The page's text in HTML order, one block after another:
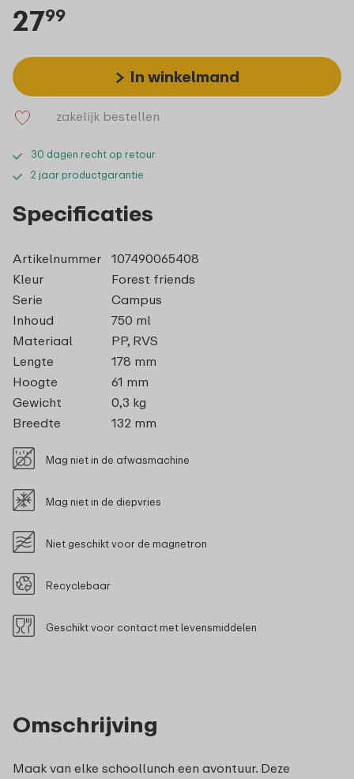
2799
In winkelmand
zakelijk bestellen
30 dagen recht op retour
2 jaar productgarantie
Omschrijving
Maak van elke schoollunch een avontuur. Deze
Specificaties
Artikelnummer
107490065408
Kleur
Forest friends
Serie
Campus
Inhoud
750 ml
Materiaal
PP, RVS
Lengte
178 mm
Hoogte
61 mm
Gewicht
0,3 kg
Breedte
132 mm
Mag niet in de afwasmachine
Mag niet in de diepvries
Niet geschikt voor de magnetron
Recyclebaar
Geschikt voor contact met levensmiddelen